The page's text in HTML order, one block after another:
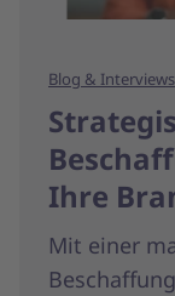
Blog & Interviews
Ihre
Mit einer